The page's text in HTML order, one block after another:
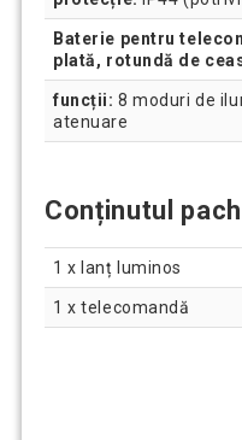
Baterie pentru
plată, rotundă de
funcții: 8 moduri de
atenuare
Conținutul
1 x lanț luminos
1 x telecomandă